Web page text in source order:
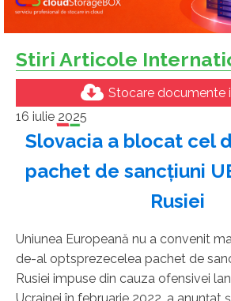
Stiri Articole
Stocare documente
16 iulie 2025
Slovacia a blocat cel
pachet de sancţiuni
Rusiei
Uniunea Europeană nu a convenit
de-al optsprezecelea pachet de
Rusiei impuse din cauza ofensivei